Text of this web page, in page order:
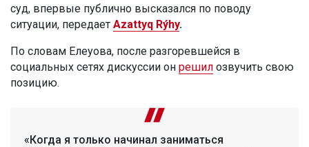
суд, впервые публично высказался по поводу
ситуации, передает Azattyq Rýhy.
По словам Елеуова, после разгоревшейся в
социальных сетях дискуссии он решил озвучить свою
позицию.
«Когда я только начинал заниматься